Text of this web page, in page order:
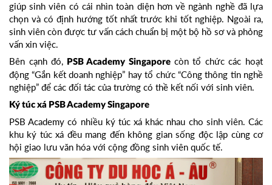
giúp sinh viên có cái nhìn toàn diện hơn về ngành nghề đã lựa
chọn và có định hướng tốt nhất trước khi tốt nghiệp. Ngoài ra,
sinh viên còn được tư vấn cách chuẩn bị một bộ hồ sơ và phỏng
vấn xin việc.
Bên cạnh đó, PSB Academy Singapore còn tổ chức các hoạt
động “Gắn kết doanh nghiệp” hay tổ chức “Công thông tin nghề
nghiệp” để các đối tác của trường có thề kết nối với sinh viên.
Ký túc xá PSB Academy Singapore
PSB Academy có nhiều ký túc xá khác nhau cho sinh viên. Các
khu ký túc xá đều mang đến không gian sống độc lập cùng cơ
hội giao lưu văn hóa với cộng đồng sinh viên quốc tế.